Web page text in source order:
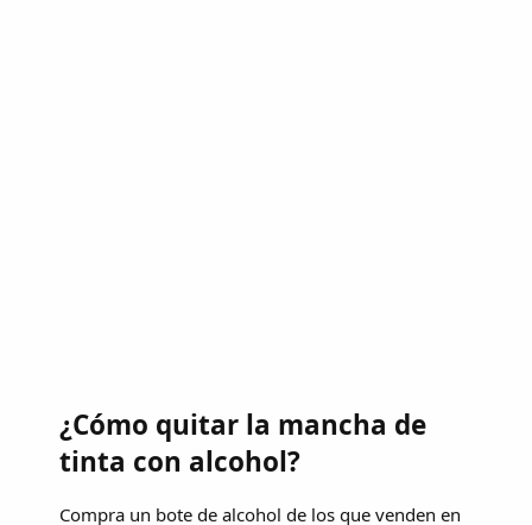
¿Cómo quitar la mancha de
tinta con alcohol?
Compra un bote de alcohol de los que venden en